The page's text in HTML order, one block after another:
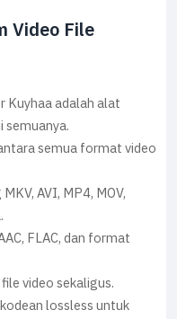
Video File
Kuyhaa adalah alat
semuanya.
semua format video
AVI, MP4, MOV,
FLAC, dan format
video sekaligus.
lossless untuk